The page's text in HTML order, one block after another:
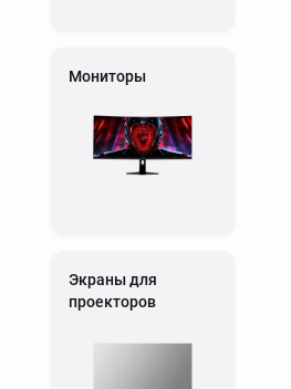
Мониторы
Экраны для
проекторов